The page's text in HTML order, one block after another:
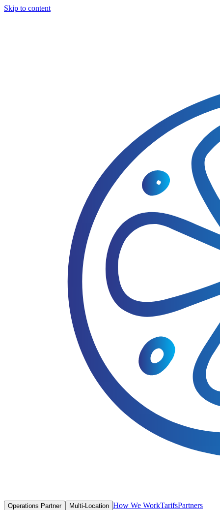
Skip to content
Operations Partner Multi-Location How We WorkTarifsPartners